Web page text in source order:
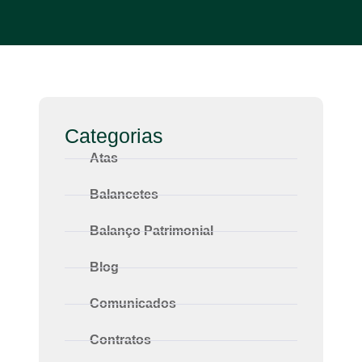
Categorias
Atas
Balancetes
Balanço Patrimonial
Blog
Comunicados
Contratos